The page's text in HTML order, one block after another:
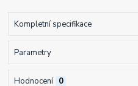
Kompletní specifikace
Parametry
Hodnocení 0